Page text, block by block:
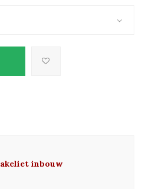
inbouw